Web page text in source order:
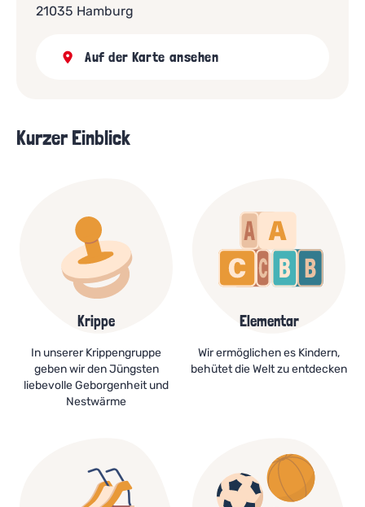
21035 Hamburg
Auf der Karte ansehen
Kurzer Einblick
Krippe
In unserer Krippengruppe
geben wir den Jüngsten
liebevolle Geborgenheit und
Nestwärme
Elementar
Wir ermöglichen es Kindern,
behütet die Welt zu entdecken